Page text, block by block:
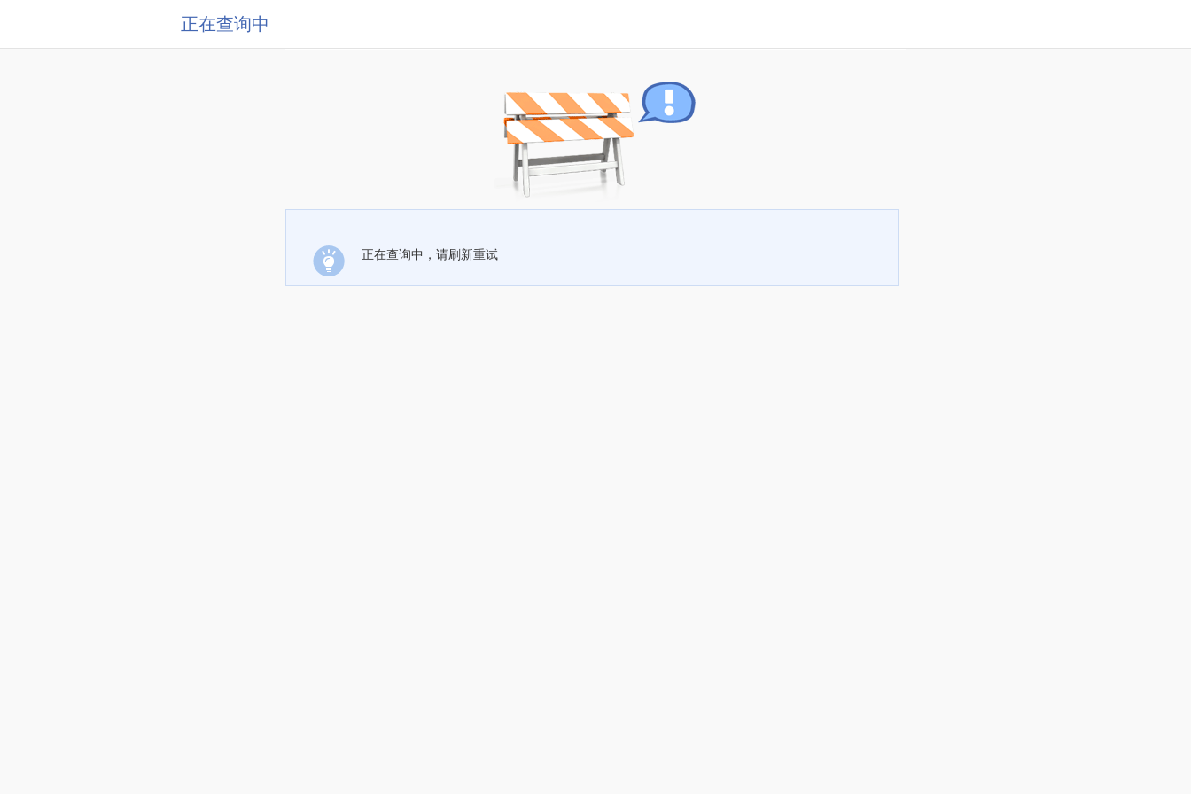
正在查询中
正在查询中，请刷新重试